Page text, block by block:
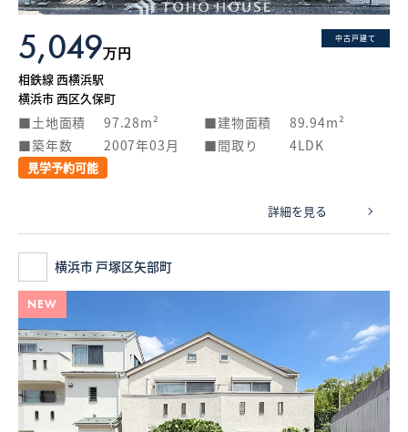
中古戸建て
5,049万円
相鉄線 西横浜駅
横浜市 西区久保町
土地面積 97.28m² 建物面積
89.94m²
築年数
2007年03月 間取り 4LDK
見学予約可能
詳細を見る
横浜市 戸塚区矢部町
NEW